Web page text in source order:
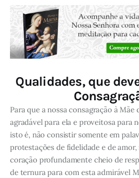
Qualidades, que
Para que a nossa consagração à Mãe
agradável para ela e proveitosa para
isto é, não consistir somente em
protestações de fidelidade e de
coração profundamente cheio de
de ternura para com esta admirável